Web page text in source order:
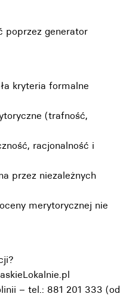
poprzez generator
kryteria formalne
(trafność,
racjonalność i
przez niezależnych
merytorycznej nie
– tel.: 881 201 333 (od